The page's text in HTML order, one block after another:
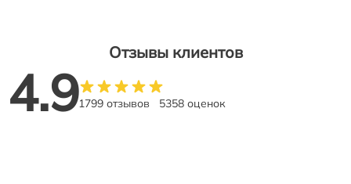
Отзывы клиентов
4.91799 отзывов 5358 оценок